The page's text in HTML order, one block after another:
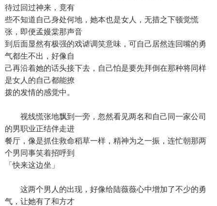
待过回过神来，竟有
些不知道自己身处何地，她本也是女人，无措之下顿觉慌
张，即便孟嫚棠那声音
到后面显然有极强的戏谑调笑意味，可自己居然连回嘴的勇
气都生不出，好像自
己再沿着她的话头接下去，自己怕是要先拜倒在那种将同样
是女人的自己都能撩
拨的发情的感觉中。
视线慌张地飘到一旁，忽然看见两名和自己同一家公司
的男职业正结伴走进
餐厅，像是抓住救命稻草一样，精神为之一振，连忙朝那两
个男同事笑着招呼到
「快来这边坐」
这两个男人的出现，好像给陆薇薇心中增加了不少的勇
气，让她有了和方才